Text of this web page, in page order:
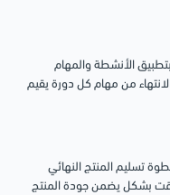
الأنشطة والمهام
من مهام كل دورة يقيم
تسليم المنتج النهائي
بشكل يضمن جودة المنتج